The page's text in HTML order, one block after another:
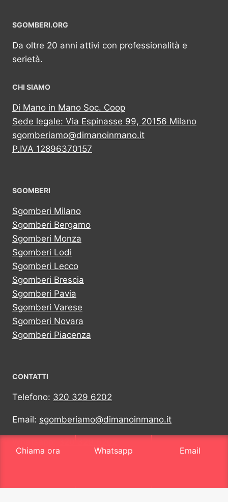
SGOMBERI.ORG
Da oltre 20 anni attivi con professionalità e
serietà.
CHI SIAMO
Di Mano in Mano Soc. Coop
Sede legale: Via Espinasse 99, 20156 Milano
sgomberiamo@dimanoinmano.it
P.IVA 12896370157
SGOMBERI
Sgomberi Milano
Sgomberi Bergamo
Sgomberi Monza
Sgomberi Lodi
Sgomberi Lecco
Sgomberi Brescia
Sgomberi Pavia
Sgomberi Varese
Sgomberi Novara
Sgomberi Piacenza
CONTATTI
Telefono: 320 329 6202
Email: sgomberiamo@dimanoinmano.it
Chiama ora
Whatsapp Email